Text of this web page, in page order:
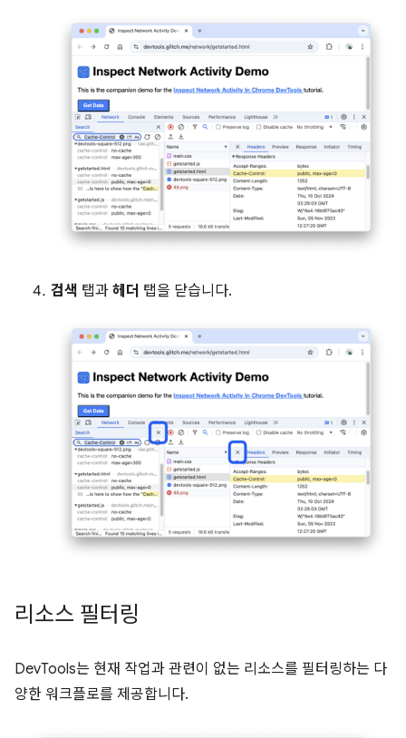
검색 탭과 헤더 탭을 닫습니다.
리소스 필터링
DevTools는 현재 작업과 관련이 없는 리소스를 필터링하는 다
양한 워크플로를 제공합니다.